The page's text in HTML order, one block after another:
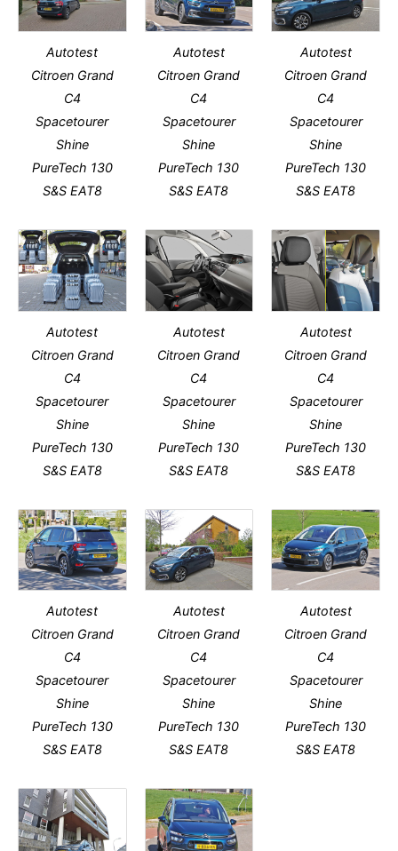
Autotest
Citroen Grand
C4
Spacetourer
Shine
PureTech 130
S&S EAT8
Autotest
Citroen Grand
C4
Spacetourer
Shine
PureTech 130
S&S EAT8
Autotest
Citroen Grand
C4
Spacetourer
Shine
PureTech 130
S&S EAT8
Autotest
Citroen Grand
C4
Spacetourer
Shine
PureTech 130
S&S EAT8
Autotest
Citroen Grand
C4
Spacetourer
Shine
PureTech 130
S&S EAT8
Autotest
Citroen Grand
C4
Spacetourer
Shine
PureTech 130
S&S EAT8
Autotest
Citroen Grand
C4
Spacetourer
Shine
PureTech 130
S&S EAT8
Autotest
Citroen Grand
C4
Spacetourer
Shine
PureTech 130
S&S EAT8
Autotest
Citroen Grand
C4
Spacetourer
Shine
PureTech 130
S&S EAT8